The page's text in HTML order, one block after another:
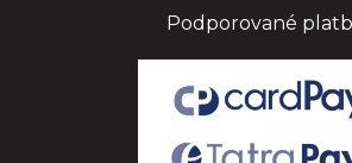
Podporované